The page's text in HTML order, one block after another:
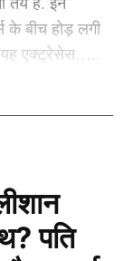
वीर
वक्त तारा को
की. लेकिन यह
के बीच होड़ लगी
यह एक्ट्रेसेस…..
नाम शामिल हैं.
पति